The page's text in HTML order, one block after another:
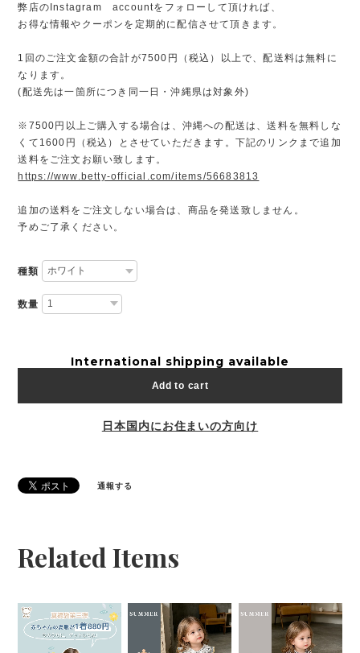
弊店のInstagram accountをフォローして頂ければ、
お得な情報やクーポンを定期的に配信させて頂きます。
1回のご注文金額の合計が7500円（税込）以上で、配送料は無料に
なります。
(配送先は一箇所につき同一日・沖縄県は対象外)
※7500円以上ご購入する場合は、沖縄への配送は、送料を無料しな
くて1600円（税込）とさせていただきます。下記のリンクまで追加
送料をご注文お願い致します。
https://www.betty-official.com/items/56683813
追加の送料をご注文しない場合は、商品を発送致しません。
予めご了承ください。
種類
数量
International shipping available
Add to cart
日本国内にお住まいの方向け
通報する
Related Items